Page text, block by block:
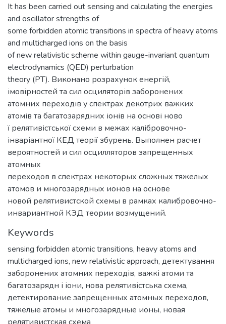
It has been carried out sensing and calculating the energies
and oscillator strengths of
some forbidden atomic transitions in spectra of heavy atoms
and multicharged ions on the basis
of new relativistic scheme within gauge-invariant quantum
electrodynamics (QED) perturbation
theory (PT). Виконано розрахунок енергій,
імовірностей та сил осциляторів заборонених
атомних переходів у спектрах декотрих важких
атомів та багатозарядних іонів на основі ново
ї релятивістської схеми в межах калібровочно-
інваріантної КЕД теорії збурень. Выполнен расчет
вероятностей и сил осцилляторов запрещенных
атомных
переходов в спектрах некоторых сложных тяжелых
атомов и многозарядных ионов на основе
новой релятивистской схемы в рамках калибровочно-
инвариантной КЭД теории возмущений.
Keywords
sensing forbidden atomic transitions, heavy atoms and
multicharged ions, new relativistic approach, детектування
заборонених атомних переходів, важкі атоми та
багатозарядн і іони, нова релятивістська схема,
детектирование запрещенных атомных переходов,
тяжелые атомы и многозарядные ионы, новая